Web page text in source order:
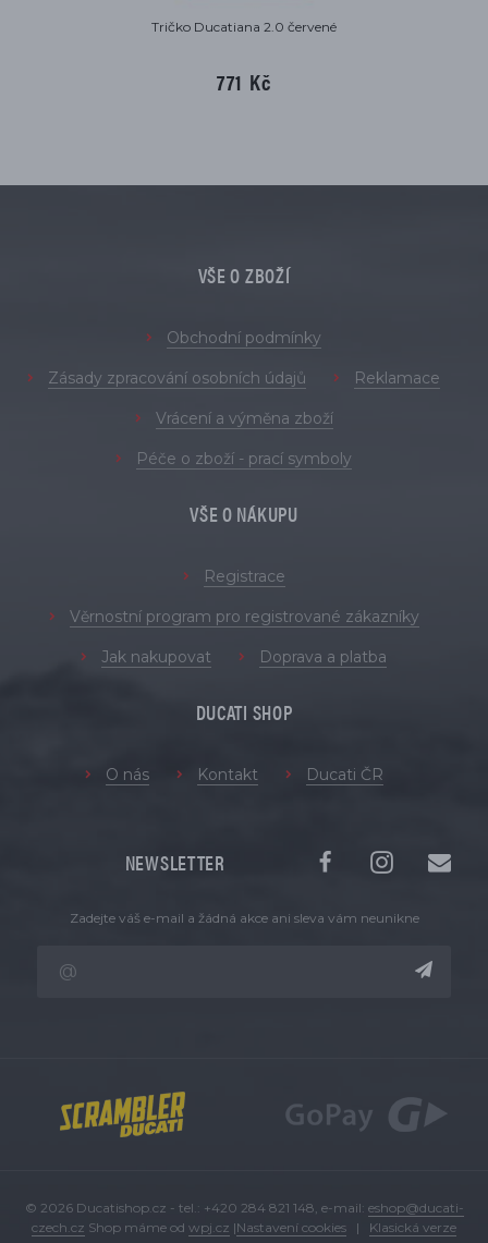
Tričko Ducatiana 2.0 červené
771 Kč
VŠE O ZBOŽÍ
Obchodní podmínky
Zásady zpracování osobních údajů Reklamace
Vrácení a výměna zboží
Péče o zboží - prací symboly
VŠE O NÁKUPU
Registrace
Věrnostní program pro registrované zákazníky
Jak nakupovat Doprava a platba
DUCATI SHOP
O nás Kontakt Ducati ČR
NEWSLETTER
Zadejte váš e-mail a žádná akce ani sleva vám neunikne
© 2026 Ducatishop.cz - tel.: +420 284 821 148, e-mail: eshop@ducati-
czech.cz Shop máme od wpj.cz |Nastavení cookies | Klasická verze